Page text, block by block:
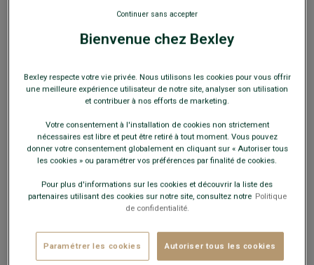
Pure laine d'agneau - Double fil
19€Le 2nd au choix (écharpe ou bonnet)
COULEURS DISPONIBLES
Bienvenue chez Bexley
Bexley respecte votre vie privée. Nous utilisons les cookies pour vous offrir
une meilleure expérience utilisateur de notre site, analyser son utilisation
et contribuer à nos efforts de marketing.
Votre consentement à l'installation de cookies non strictement
nécessaires est libre et peut être retiré à tout moment. Vous pouvez
donner votre consentement globalement en cliquant sur « Autoriser tous
les cookies » ou paramétrer vos préférences par finalité de cookies.
Pour plus d'informations sur les cookies et découvrir la liste des
partenaires utilisant des cookies sur notre site, consultez notre Politique
de confidentialité.
Paramétrer les cookies Autoriser tous les cookies
Continuer sans accepter